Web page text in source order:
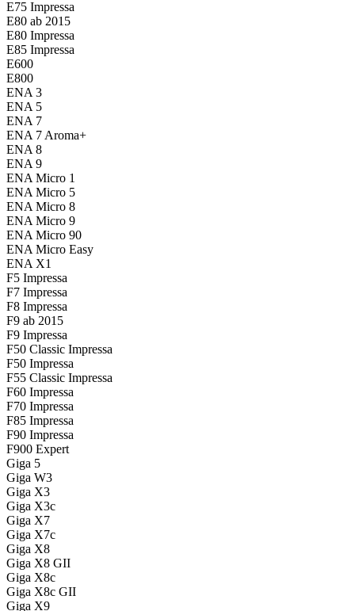
E75 Impressa
E80 ab 2015
E80 Impressa
E85 Impressa
E600
E800
ENA 3
ENA 5
ENA 7
ENA 7 Aroma+
ENA 8
ENA 9
ENA Micro 1
ENA Micro 5
ENA Micro 8
ENA Micro 9
ENA Micro 90
ENA Micro Easy
ENA X1
F5 Impressa
F7 Impressa
F8 Impressa
F9 ab 2015
F9 Impressa
F50 Classic Impressa
F50 Impressa
F55 Classic Impressa
F60 Impressa
F70 Impressa
F85 Impressa
F90 Impressa
F900 Expert
Giga 5
Giga W3
Giga X3
Giga X3c
Giga X7
Giga X7c
Giga X8
Giga X8 GII
Giga X8c
Giga X8c GII
Giga X9